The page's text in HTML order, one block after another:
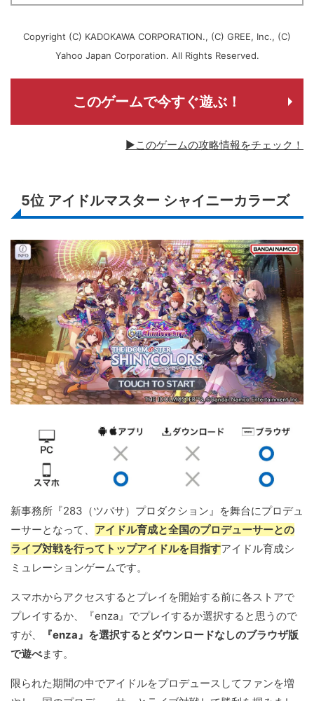
Copyright (C) KADOKAWA CORPORATION., (C) GREE, Inc., (C)
Yahoo Japan Corporation. All Rights Reserved.
このゲームで今すぐ遊ぶ！
▶このゲームの攻略情報をチェック！
5位 アイドルマスター シャイニーカラーズ
新事務所『283（ツバサ）プロダクション』を舞台にプロデュ
ーサーとなって、 アイドル育成と全国のプロデューサーとの
ライブ対戦を行ってトップアイドルを目指すアイドル育成シ
ミュレーションゲームです。
スマホからアクセスするとプレイを開始する前に各ストアで
プレイするか、『enza』でプレイするか選択すると思うので
すが、
『enza』を選択するとダウンロードなしのブラウザ版
で遊べます。
限られた期間の中でアイドルをプロデュースしてファンを増